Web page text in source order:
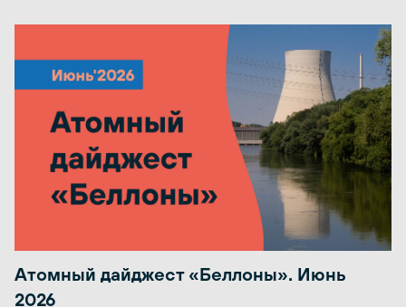
Атомный дайджест «Беллоны». Июнь
2026